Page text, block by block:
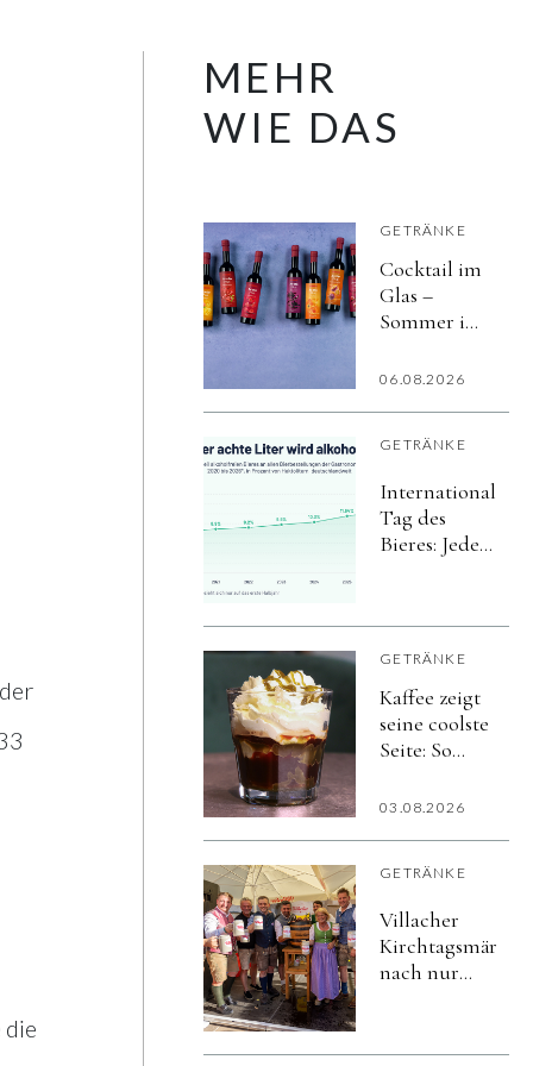
die
MEHR
WIE DAS
GETRÄNKE
Cocktail im
Glas –
Sommer im
06.08.2026
GETRÄNKE
Internationaler
Tag des
Bieres: Jeder
Gastro wird
alkoholfrei
GETRÄNKE
Kaffee zeigt
seine coolste
Seite: So
schmeckt
03.08.2026
GETRÄNKE
Villacher
Kirchtagsmärzen
nach nur